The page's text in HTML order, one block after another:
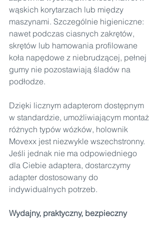
wąskich korytarzach lub między
maszynami. Szczególnie higieniczne:
nawet podczas ciasnych zakrętów,
skrętów lub hamowania profilowane
koła napędowe z niebrudzącej, pełnej
gumy nie pozostawiają śladów na
podłodze.
Dzięki licznym adapterom dostępnym
w standardzie, umożliwiającym montaż
różnych typów wózków, holownik
Movexx jest niezwykle wszechstronny.
Jeśli jednak nie ma odpowiedniego
dla Ciebie adaptera, dostarczymy
adapter dostosowany do
indywidualnych potrzeb.
Wydajny, praktyczny, bezpieczny